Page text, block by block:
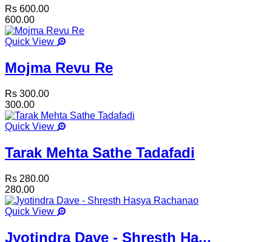
Rs 600.00
600.00
Quick View
Mojma Revu Re
Rs 300.00
300.00
Quick View
Tarak Mehta Sathe Tadafadi
Rs 280.00
280.00
Quick View
Jyotindra Dave - Shresth Ha...